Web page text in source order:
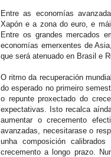
Entre as economías
Xapón e a zona do euro, e
Entre os grandes mercados
economías emerxentes de
que será atenuado en Brasil e
O ritmo da recuperación
do esperado no primeiro
o repunte proxectado do
expectativas. Isto recalca
aumentar o crecemento
avanzadas, necesitarase o
unha composición
crecemento a longo prazo.